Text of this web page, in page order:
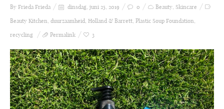
By Frieda Frieda dinsdag, juni 25, 2019 0 Beauty, Skincare
Beauty Kitchen, duurzaamheid, Holland & Barrett, Plastic Soup Foundation,
recycling
Permalink 3